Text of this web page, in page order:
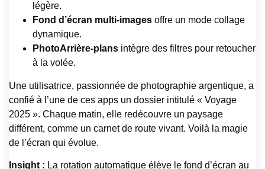
légère.
Fond d’écran multi-images offre un mode collage
dynamique.
PhotoArrière-plans intègre des filtres pour retoucher
à la volée.
Une utilisatrice, passionnée de photographie argentique, a
confié à l’une de ces apps un dossier intitulé « Voyage
2025 ». Chaque matin, elle redécouvre un paysage
différent, comme un carnet de route vivant. Voilà la magie
de l’écran qui évolue.
Insight : La rotation automatique élève le fond d’écran au